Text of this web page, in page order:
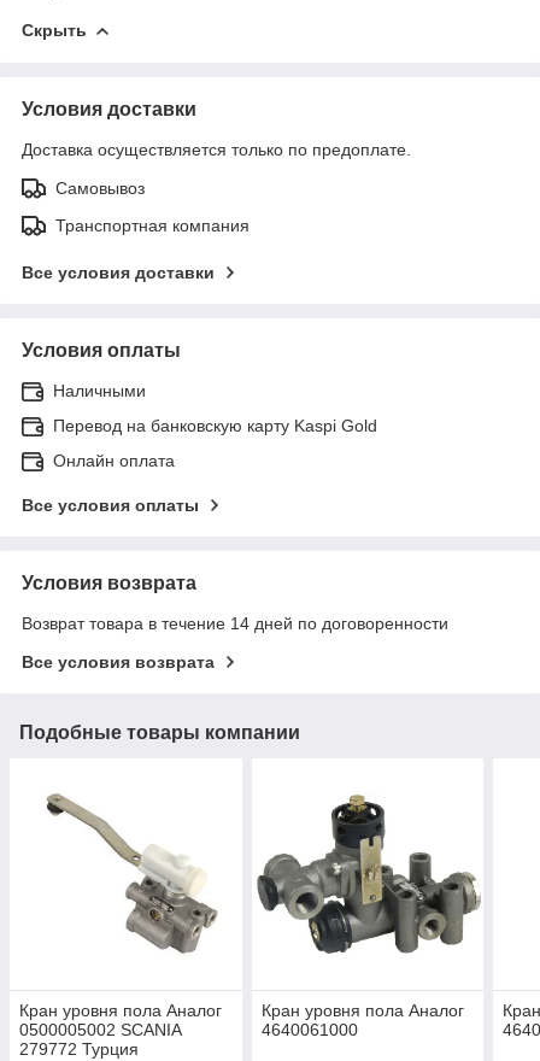
Скрыть
Условия доставки
Доставка осуществляется только по предоплате.
Самовывоз
Транспортная компания
Все условия доставки
Условия оплаты
Наличными
Перевод на банковскую карту Kaspi Gold
Онлайн оплата
Все условия оплаты
Условия возврата
Возврат товара в течение 14 дней по договоренности
Все условия возврата
Подобные товары компании
Кран уровня пола Аналог
0500005002 SCANIA
279772 Турция
Кран уровня пола Аналог
4640061000